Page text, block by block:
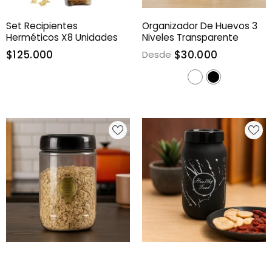
Set Recipientes
Herméticos X8 Unidades
$125.000
Organizador De Huevos 3
Niveles Transparente
Desde $30.000